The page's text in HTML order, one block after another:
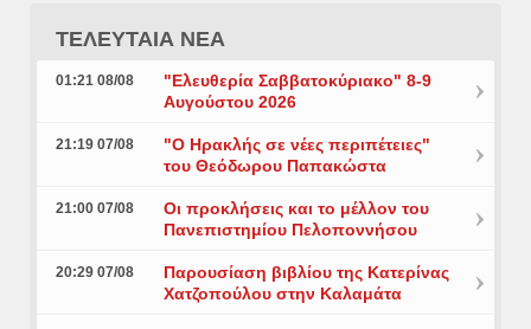
ΤΕΛΕΥΤΑΙΑ ΝΕΑ
01:21 08/08
"Ελευθερία Σαββατοκύριακο" 8-9
Αυγούστου 2026
21:19 07/08
"Ο Ηρακλής σε νέες περιπέτειες"
του Θεόδωρου Παπακώστα
21:00 07/08
Οι προκλήσεις και το μέλλον του
Πανεπιστημίου Πελοποννήσου
20:29 07/08
Παρουσίαση βιβλίου της Κατερίνας
Χατζοπούλου στην Καλαμάτα